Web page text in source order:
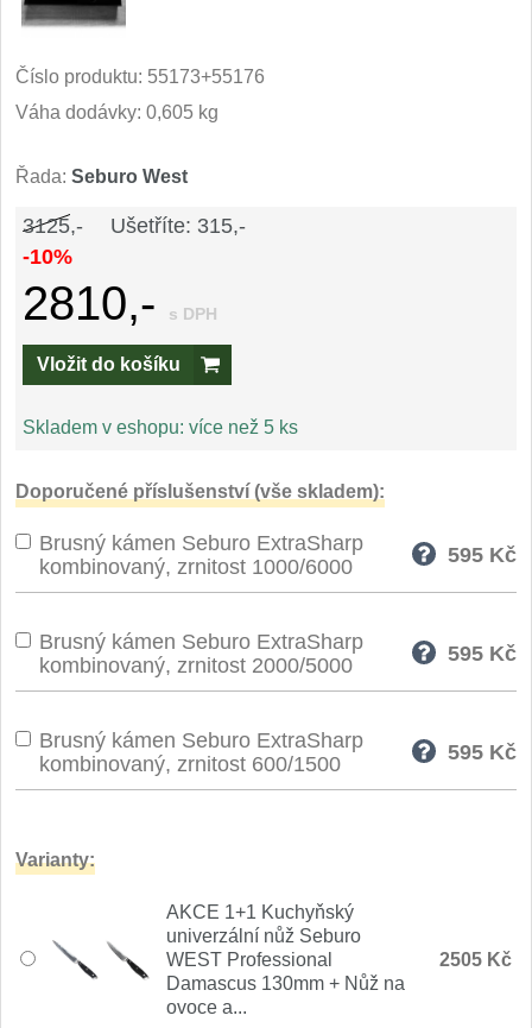
Speciální 4
Nože s pevnou čepelí
Taktické
Speciální nože
Ostřiče nožů 8
Brusné kameny 3
Doplňky a díly 4
Nože SEBURO
Nože Seburo SARADA
Nože Seburo SUBAJA 92
Nože Seburo HOKORI 37
Číslo produktu: 55173+55176
Váha dodávky: 0,605 kg
Řada: Seburo West
3125,- Ušetříte: 315,-
-10%
2810,- s DPH
Vložit do košíku
Skladem v eshopu: více než 5 ks
Doporučené příslušenství (vše skladem):
Brusný kámen Seburo ExtraSharp
kombinovaný, zrnitost 1000/6000
595 Kč
Brusný kámen Seburo ExtraSharp
kombinovaný, zrnitost 2000/5000
595 Kč
Brusný kámen Seburo ExtraSharp
kombinovaný, zrnitost 600/1500
595 Kč
Varianty:
AKCE 1+1 Kuchyňský
univerzální nůž Seburo
WEST Professional
Damascus 130mm + Nůž na
ovoce a...
2505 Kč